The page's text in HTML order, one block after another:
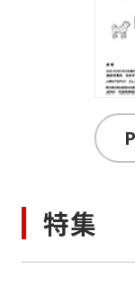
特集